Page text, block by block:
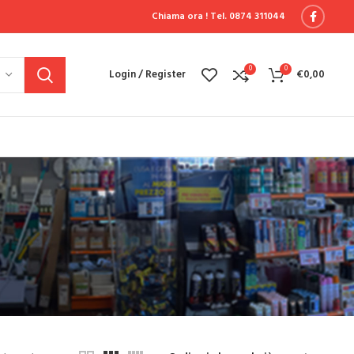
Chiama ora ! Tel. 0874 311044
Login / Register 0 0 €0,00